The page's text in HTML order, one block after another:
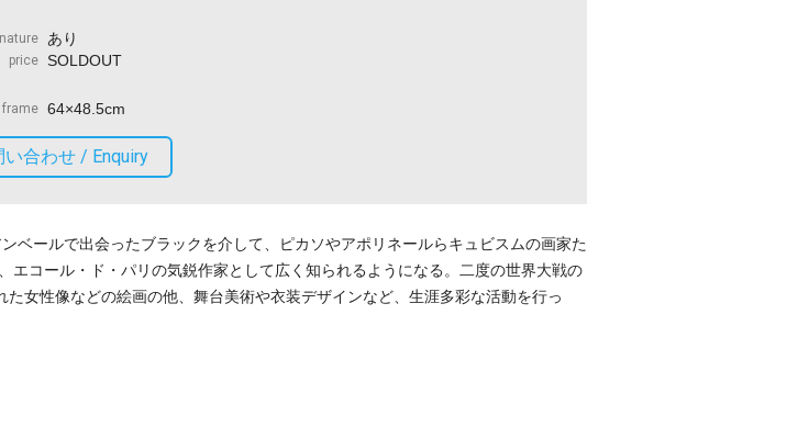
あり
price SOLDOUT
frame 64×48.5cm
い合わせ / Enquiry
ベールで出会ったブラックを介して、ピカソやアポリネールらキュビスムの画家た
コール・ド・パリの気鋭作家として広く知られるようになる。二度の世界大戦の
女性像などの絵画の他、舞台美術や衣装デザインなど、生涯多彩な活動を行っ